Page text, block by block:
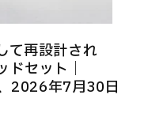
て再設計され
セット｜
2026年7月30日